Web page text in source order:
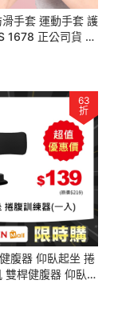
手套 運動手套 護
1678 正公司貨 攀
套 護腕套 手套
63
折
健腹器 仰臥起坐 捲
雙桿健腹器 仰臥起
輔助器 腹肌訓練